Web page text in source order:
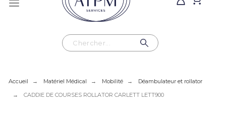
Accueil Matériel Médical Mobilité
Déambulateur et rollator
CADDIE DE COURSES ROLLATOR CARLETT LETT900